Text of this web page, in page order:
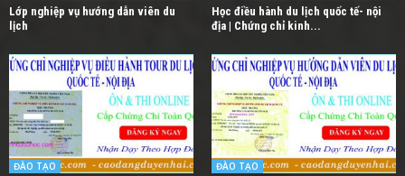
Lớp nghiệp vụ hướng dẫn viên du
lịch
Học điều hành du lịch quốc tế- nội
địa | Chứng chỉ kinh...
ĐÀO TẠO ĐÀO TẠO